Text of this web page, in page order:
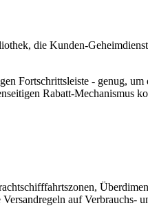
die Kunden-
Fortschrittsleiste - genug, um
Rabatt-Mechanismus
auf Verbrauchs-